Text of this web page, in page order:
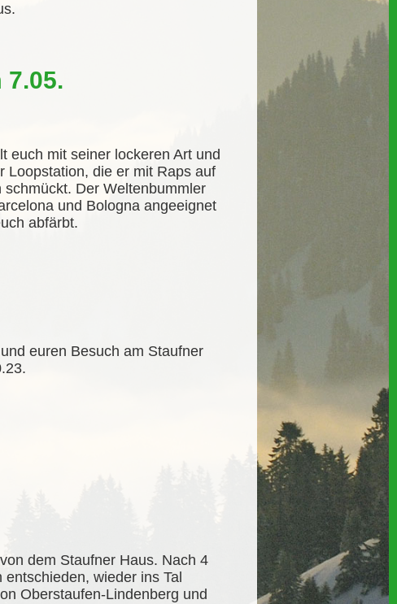
euch mit seiner lockeren Art und
Loopstation, die er mit Raps auf
Der Weltenbummler
und Bologna angeeignet
abfärbt.
euren Besuch am Staufner
dem Staufner Haus. Nach 4
wieder ins Tal
Oberstaufen-Lindenberg und